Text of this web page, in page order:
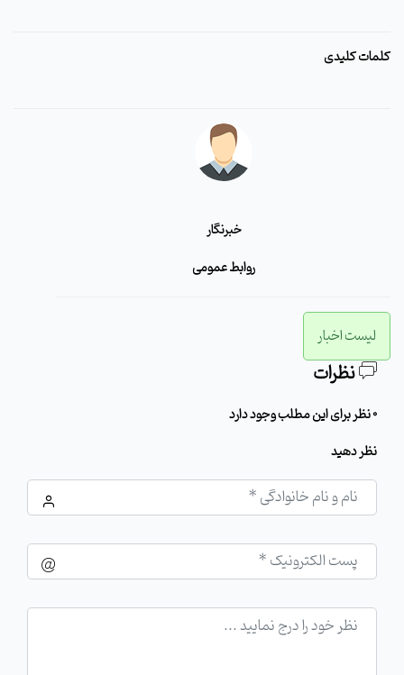
کلمات کلیدی
خبرنگار
روابط عمومی
لیست اخبار
نظرات
0 نظر برای این مطلب وجود دارد
نظر دهید